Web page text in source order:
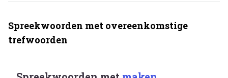
Spreekwoorden met overeenkomstige
trefwoorden